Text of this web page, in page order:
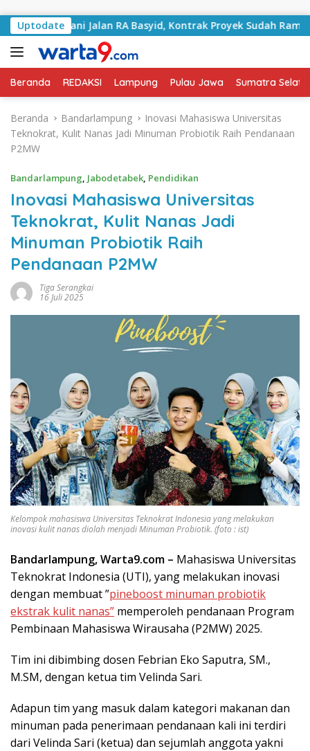
Uptodate
Tangani Jalan RA Basyid, Kontrak Proyek Sudah Rampung
Beranda REDAKSI Lampung Pulau Jawa Sumatra
Beranda Bandarlampung
Inovasi Mahasiswa Universitas
Teknokrat, Kulit Nanas Jadi Minuman Probiotik Raih Pendanaan
P2MW
Bandarlampung, Jabodetabek, Pendidikan
Inovasi Mahasiswa Universitas
Teknokrat, Kulit Nanas Jadi
Minuman Probiotik Raih
Pendanaan P2MW
Tiga Serangkai
16 Juli 2025
Kelompok mahasiswa Universitas Teknokrat Indonesia yang melakukan
inovasi kulit nanas diolah menjadi Minuman Probiotik. (foto : ist)
Bandarlampung, Warta9.com – Mahasiswa Universitas
Teknokrat Indonesia (UTI), yang melakukan inovasi
dengan membuat ”pineboost minuman probiotik
ekstrak kulit nanas” memperoleh pendanaan Program
Pembinaan Mahasiswa Wirausaha (P2MW) 2025.
Tim ini dibimbing dosen Febrian Eko Saputra, SM.,
M.SM, dengan ketua tim Velinda Sari.
Adapun tim yang masuk dalam kategori makanan dan
minuman pada penerimaan pendanaan kali ini terdiri
dari Velinda Sari (ketua) dan sejumlah anggota yakni